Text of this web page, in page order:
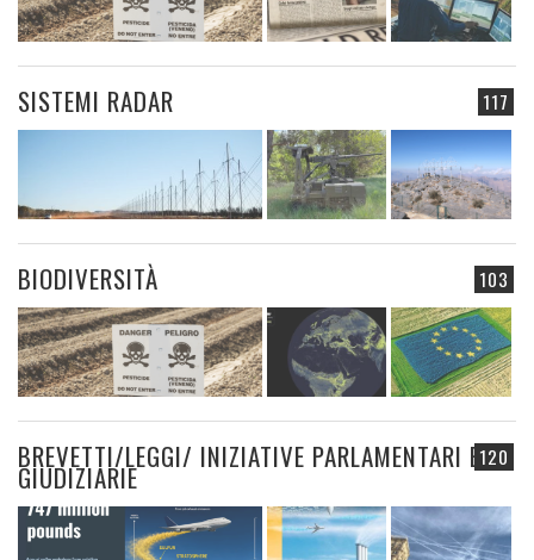
117
SISTEMI RADAR
103
BIODIVERSITÀ
120
BREVETTI/LEGGI/ INIZIATIVE PARLAMENTARI E
GIUDIZIARIE